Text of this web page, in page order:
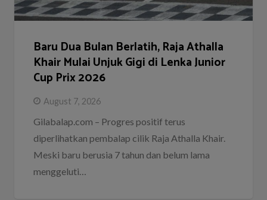
Baru Dua Bulan Berlatih, Raja Athalla
Khair Mulai Unjuk Gigi di Lenka Junior
Cup Prix 2026
August 7, 2026
Gilabalap.com – Progres positif terus
diperlihatkan pembalap cilik Raja Athalla Khair.
Meski baru berusia 7 tahun dan belum lama
menggeluti…